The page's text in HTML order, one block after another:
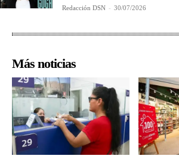
Redacción DSN - 30/07/2026
Más noticias